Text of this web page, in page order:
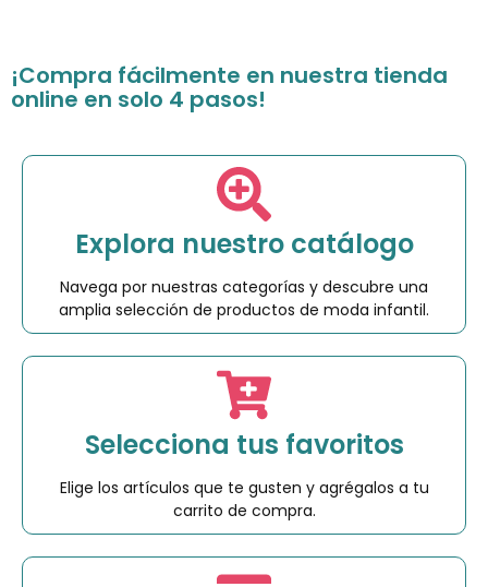
¡Compra fácilmente en nuestra tienda
online en solo 4 pasos!
Explora nuestro catálogo
Navega por nuestras categorías y descubre una
amplia selección de productos de moda infantil.
Selecciona tus favoritos
Elige los artículos que te gusten y agrégalos a tu
carrito de compra.